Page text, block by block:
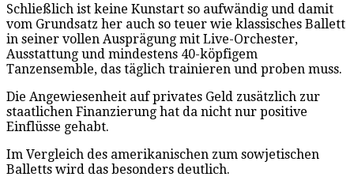
Schließlich ist keine Kunstart so aufwändig und damit
vom Grundsatz her auch so teuer wie klassisches Ballett
in seiner vollen Ausprägung mit Live-Orchester,
Ausstattung und mindestens 40-köpfigem
Tanzensemble, das täglich trainieren und proben muss.
Die Angewiesenheit auf privates Geld zusätzlich zur
staatlichen Finanzierung hat da nicht nur positive
Einflüsse gehabt.
Im Vergleich des amerikanischen zum sowjetischen
Balletts wird das besonders deutlich.